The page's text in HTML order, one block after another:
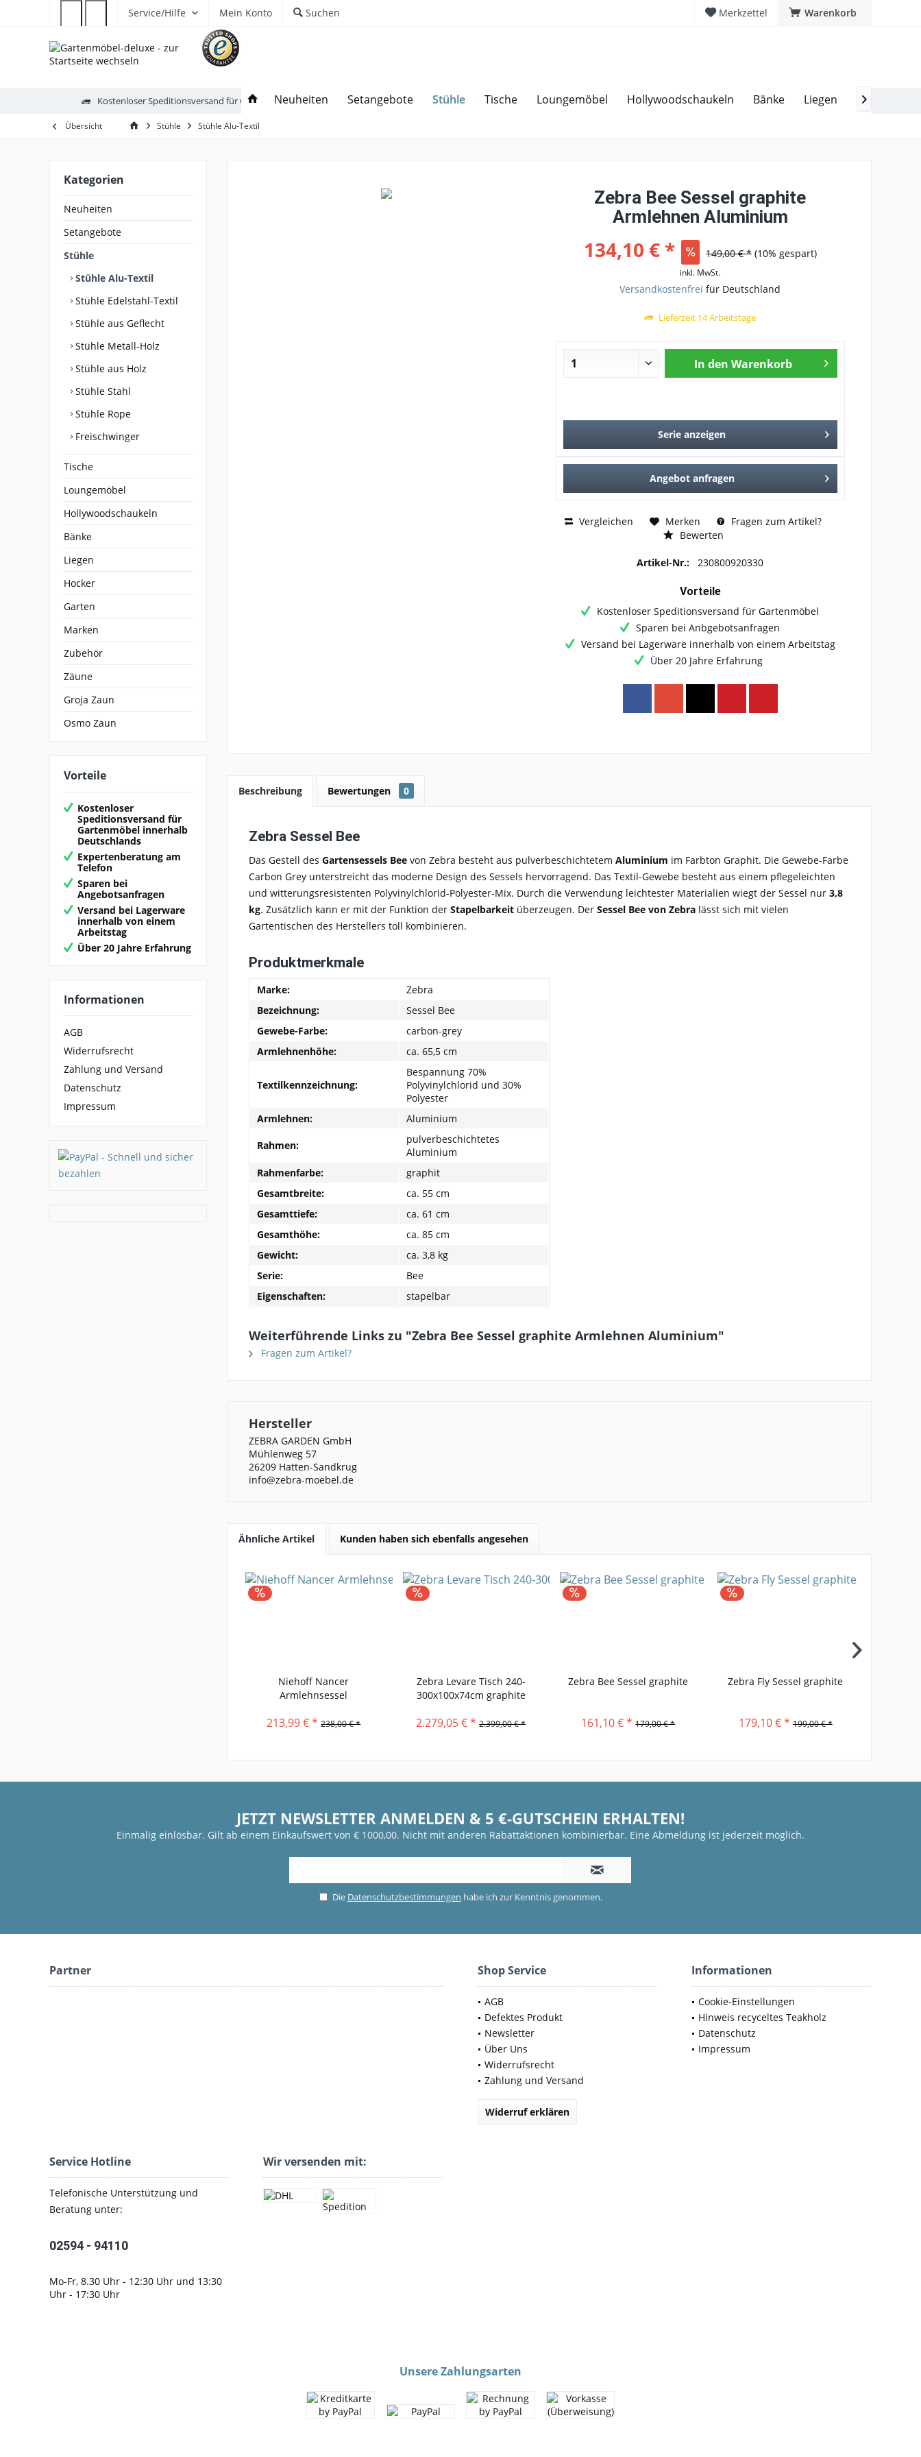
Warenkorb
Merkzettel
Service/Hilfe Mein Konto Suchen
Neuheiten Setangebote Stühle Tische Loungemöbel Hollywoodschaukeln Bänke Liegen Hocker

Kostenloser Speditionsversand für Gartenmöbel Sparen bei Angebotsanfrage Über 20 Jahre Erfahrung Hotline 02594 94 11 0
Übersicht Stühle Stühle Alu-Textil
Kategorien
Neuheiten
Setangebote
Stühle
Stühle Alu-Textil
Stühle Edelstahl-Textil
Stühle aus Geflecht
Stühle Metall-Holz
Stühle aus Holz
Stühle Stahl
Stühle Rope
Freischwinger
Tische
Loungemöbel
Hollywoodschaukeln
Bänke
Liegen
Hocker
Garten
Marken
Zubehör
Zäune
Groja Zaun
Osmo Zaun
Vorteile
Kostenloser
Speditionsversand für
Gartenmöbel innerhalb
Deutschlands
Expertenberatung am
Telefon
Sparen bei
Angebotsanfragen
Versand bei Lagerware
innerhalb von einem
Arbeitstag
Über 20 Jahre Erfahrung
Informationen
AGB
Widerrufsrecht
Zahlung und Versand
Datenschutz
Impressum
Zebra Bee Sessel graphite
Armlehnen Aluminium
134,10 € * 149,00 € * (10% gespart)
inkl. MwSt.
Versandkostenfrei für Deutschland
Lieferzeit 14 Arbeitstage
In den Warenkorb
Serie anzeigen
Angebot anfragen
Vergleichen Merken
Fragen zum Artikel?
Bewerten
Artikel-Nr.: 230800920330
Vorteile
Kostenloser Speditionsversand für Gartenmöbel
Sparen bei Anbgebotsanfragen
Versand bei Lagerware innerhalb von einem Arbeitstag
Über 20 Jahre Erfahrung
Beschreibung Bewertungen 0
Zebra Sessel Bee
Das Gestell des Gartensessels Bee von Zebra besteht aus pulverbeschichtetem Aluminium im Farbton Graphit. Die Gewebe-Farbe
Carbon Grey unterstreicht das moderne Design des Sessels hervorragend. Das Textil-Gewebe besteht aus einem pflegeleichten
und witterungsresistenten Polyvinylchlorid-Polyester-Mix. Durch die Verwendung leichtester Materialien wiegt der Sessel nur 3,8
kg. Zusätzlich kann er mit der Funktion der Stapelbarkeit überzeugen. Der Sessel Bee von Zebra lässt sich mit vielen
Gartentischen des Herstellers toll kombinieren.
Produktmerkmale
Marke:
Zebra
Bezeichnung:
Sessel Bee
Gewebe-Farbe:
carbon-grey
Armlehnenhöhe:
ca. 65,5 cm
Textilkennzeichnung:
Bespannung 70%
Polyvinylchlorid und 30%
Polyester
Armlehnen:
Aluminium
Rahmen:
pulverbeschichtetes
Aluminium
Rahmenfarbe:
graphit
Gesamtbreite:
ca. 55 cm
Gesamttiefe:
ca. 61 cm
Gesamthöhe:
ca. 85 cm
Gewicht:
ca. 3,8 kg
Serie:
Bee
Eigenschaften:
stapelbar
Weiterführende Links zu "Zebra Bee Sessel graphite Armlehnen Aluminium"
Fragen zum Artikel?
Hersteller
ZEBRA GARDEN GmbH
Mühlenweg 57
26209 Hatten-Sandkrug
info@zebra-moebel.de
Ähnliche Artikel Kunden haben sich ebenfalls angesehen
Niehoff Nancer
Armlehnsessel
213,99 € * 238,00 € *
Zebra Levare Tisch 240-
300x100x74cm graphite
2.279,05 € * 2.399,00 € *
Zebra Bee Sessel graphite
161,10 € * 179,00 € *
Zebra Fly Sessel graphite
179,10 € * 199,00 € *
JETZT NEWSLETTER ANMELDEN & 5 €-GUTSCHEIN ERHALTEN!
Einmalig einlösbar. Gilt ab einem Einkaufswert von € 1000,00. Nicht mit anderen Rabattaktionen kombinierbar. Eine Abmeldung ist jederzeit möglich.
Die Datenschutzbestimmungen habe ich zur Kenntnis genommen.
Partner Shop Service
AGB
Defektes Produkt
Newsletter
Über Uns
Widerrufsrecht
Zahlung und Versand
Widerruf erklären
Informationen
Cookie-Einstellungen
Hinweis recyceltes Teakholz
Datenschutz
Impressum
Service Hotline
Telefonische Unterstützung und
Beratung unter:
02594 - 94110
Mo-Fr, 8.30 Uhr - 12:30 Uhr und 13:30
Uhr - 17:30 Uhr
Wir versenden mit:
Unsere Zahlungsarten